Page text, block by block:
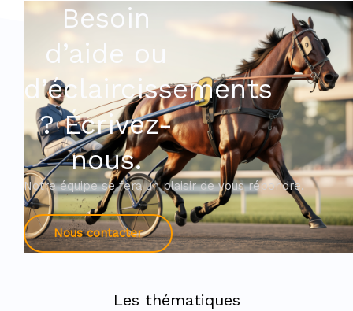
Besoin
d’aide ou
d’éclaircissements
? Écrivez-
nous.
Notre équipe se fera un plaisir de vous répondre.
Nous contacter
Les thématiques